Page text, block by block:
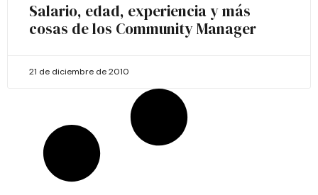
Salario, edad, experiencia y más
cosas de los Community Manager
21 de diciembre de 2010